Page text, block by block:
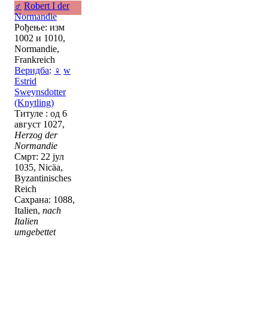
♂ Robert I der
Normandie
Рођење: изм
1002 и 1010,
Normandie,
Frankreich
Веридба: ♀ w
Estrid
Sweynsdotter
(Knytling)
Титуле : од 6
август 1027,
Herzog der
Normandie
Смрт: 22 јул
1035, Nicäa,
Byzantinisches
Reich
Сахрана: 1088,
Italien, nach
Italien
umgebettet